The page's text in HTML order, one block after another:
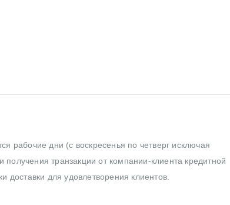
рабочие дни (с воскресенья по четверг исключая
транзакции от компании-клиента кредитной
доставки для удовлетворения клиентов.